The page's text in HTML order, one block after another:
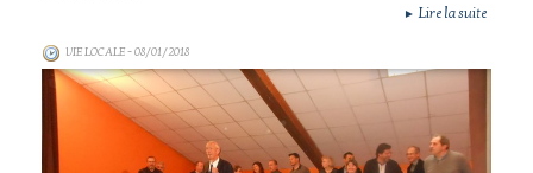
► Lire la suite
VIE LOCALE- 08/01/2018